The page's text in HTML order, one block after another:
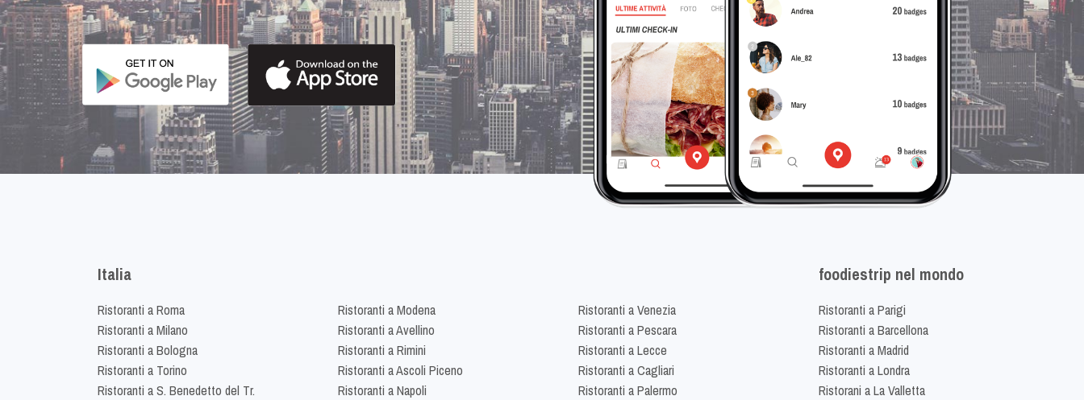
Italia
Ristoranti a Roma
Ristoranti a Milano
Ristoranti a Bologna
Ristoranti a Torino
Ristoranti a S. Benedetto del Tr.
Ristoranti a Modena
Ristoranti a Avellino
Ristoranti a Rimini
Ristoranti a Ascoli Piceno
Ristoranti a Napoli
Ristoranti a Venezia
Ristoranti a Pescara
Ristoranti a Lecce
Ristoranti a Cagliari
Ristoranti a Palermo
foodiestrip nel mondo
Ristoranti a Parigi
Ristoranti a Barcellona
Ristoranti a Madrid
Ristoranti a Londra
Ristorani a La Valletta